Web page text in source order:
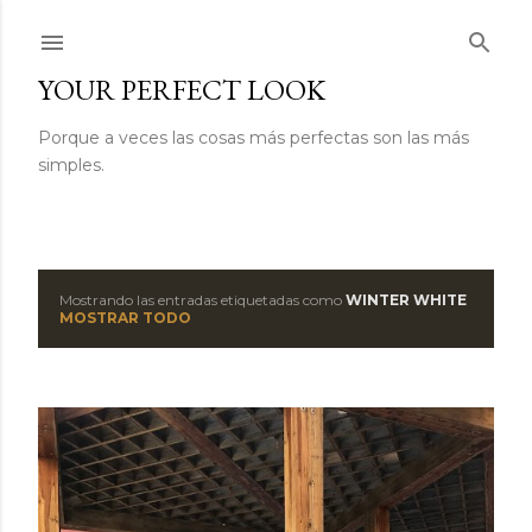
YOUR PERFECT LOOK
Porque a veces las cosas más perfectas son las más
simples.
t
r
a
Mostrando las entradas etiquetadas como WINTER WHITE
MOSTRAR TODO